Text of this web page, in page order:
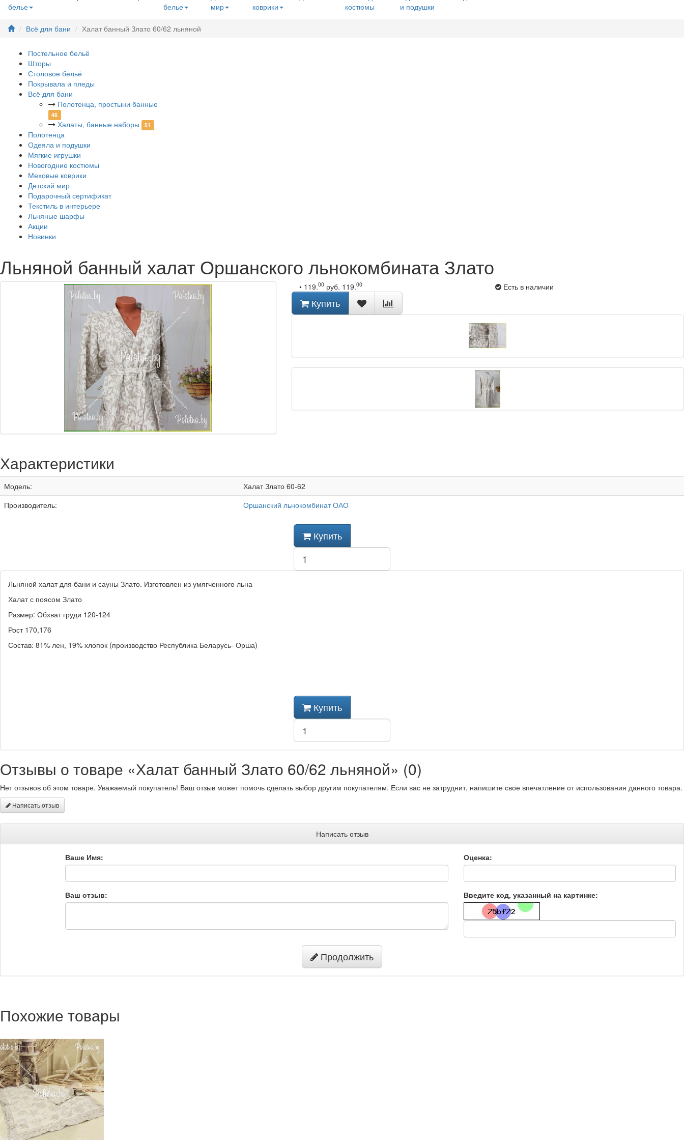
белье
белье
мир
коврики
костюмы
и подушки
Всё для бани Халат банный Злато 60/62 льняной
Постельное бельё
Шторы
Столовое бельё
Покрывала и пледы
Всё для бани
Полотенца, простыни банные
46
Халаты, банные наборы 51
Полотенца
Одеяла и подушки
Мягкие игрушки
Новогодние костюмы
Меховые коврики
Детский мир
Подарочный сертификат
Текстиль в интерьере
Льняные шарфы
Акции
Новинки
Льняной банный халат Оршанского льнокомбината Злато
• 119.00руб. 119.00 Есть в наличии
Купить
Характеристики
Модель:
Халат Злато 60-62
Производитель:
Оршанский льнокомбинат ОАО
Купить
Льняной халат для бани и сауны Злато. Изготовлен из умягченного льна
Халат с поясом Злато
Размер: Обхват груди 120-124
Рост 170,176
Состав: 81% лен, 19% хлопок (производство Республика Беларусь- Орша)
Купить
Отзывы о товаре «Халат банный Злато 60/62 льняной» (0)
Нет отзывов об этом товаре. Уважаемый покупатель! Ваш отзыв может помочь сделать выбор другим покупателям. Если вас не затруднит, напишите свое впечатление от использования данного товара.
Написать отзыв
Написать отзыв
Оценка:
Ваше Имя:
Ваш отзыв: Введите код, указанный на картинке:
Продолжить
Похожие товары